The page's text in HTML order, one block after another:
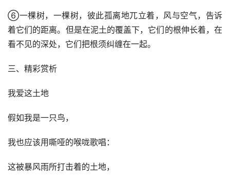
⑥一棵树，一棵树，彼此孤离地兀立着，风与空气，告诉
着它们的距离。但是在泥土的覆盖下，它们的根伸长着，在
看不见的深处，它们把根须纠缠在一起。
三、精彩赏析
我爱这土地
假如我是一只鸟，
我也应该用嘶哑的喉咙歌唱：
这被暴风雨所打击着的土地，